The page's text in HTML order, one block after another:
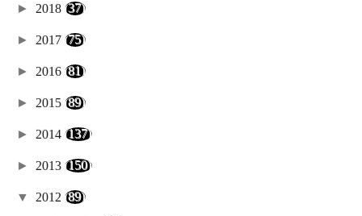
► 2018 (37)
► 2017 (75)
► 2016 (81)
► 2015 (89)
► 2014 (137)
► 2013 (150)
▼ 2012 (89)